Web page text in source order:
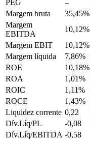
PEG –
Margem bruta
35,45%
Margem
EBITDA
10,12%
Margem EBIT
10,12%
Margem líquida
7,86%
ROE
10,18%
ROA
1,01%
ROIC
1,11%
ROCE
1,43%
Liquidez corrente 0,22
Dív.Líq/PL
-0,08
Dív.Líq/EBITDA -0,58